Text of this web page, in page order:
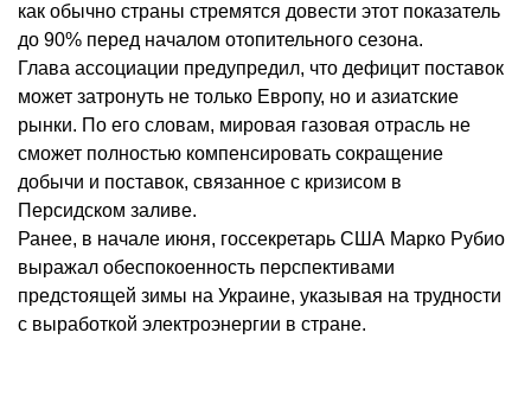
как обычно страны стремятся довести этот показатель
до 90% перед началом отопительного сезона.
Глава ассоциации предупредил, что дефицит поставок
может затронуть не только Европу, но и азиатские
рынки. По его словам, мировая газовая отрасль не
сможет полностью компенсировать сокращение
добычи и поставок, связанное с кризисом в
Персидском заливе.
Ранее, в начале июня, госсекретарь США Марко Рубио
выражал обеспокоенность перспективами
предстоящей зимы на Украине, указывая на трудности
с выработкой электроэнергии в стране.